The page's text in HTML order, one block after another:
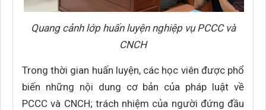
Quang cảnh lớp huấn luyện nghiệp vụ PCCC và
CNCH
Trong thời gian huấn luyện, các học viên được phổ
biến những nội dung cơ bản của pháp luật về
PCCC và CNCH; trách nhiệm của người đứng đầu